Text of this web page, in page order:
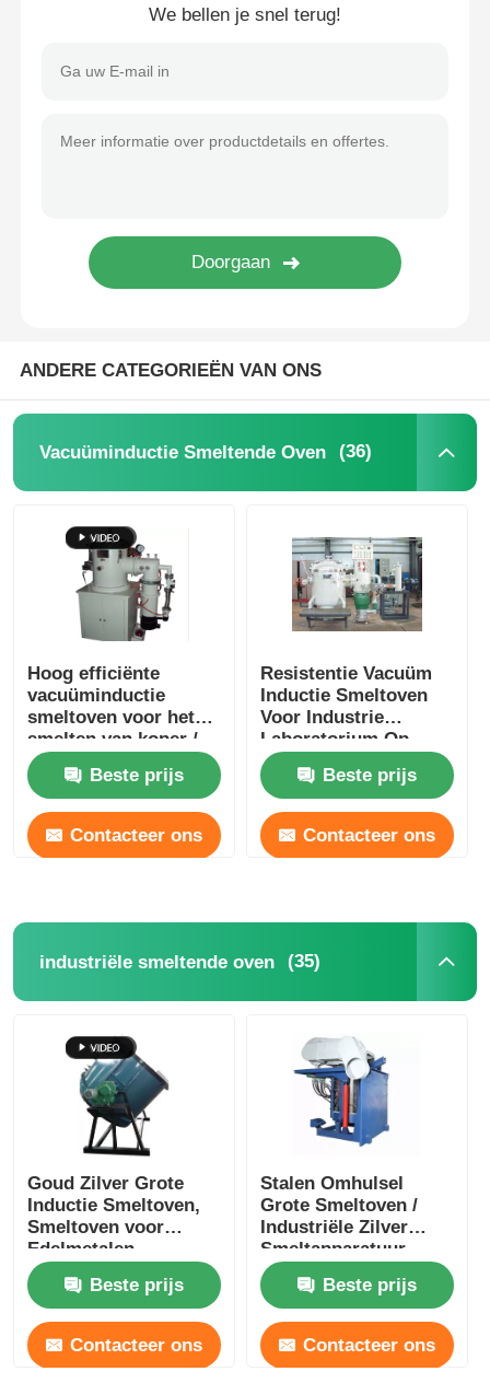
We bellen je snel terug!
ANDERE CATEGORIEËN VAN ONS
Vacuüminductie Smeltende Oven (36)
Hoog efficiënte
vacuüminductie
smeltoven voor het
smelten van koper /
aluminium
Beste prijs
Contacteer ons
Resistentie Vacuüm
Inductie Smeltoven
Voor Industrie
Laboratorium Op
maat
Beste prijs
Contacteer ons
industriële smeltende oven (35)
Goud Zilver Grote
Inductie Smeltoven,
Smeltoven voor
Edelmetalen
Beste prijs
Contacteer ons
Stalen Omhulsel
Grote Smeltoven /
Industriële Zilver
Smeltapparatuur
1400KW
Beste prijs
Contacteer ons